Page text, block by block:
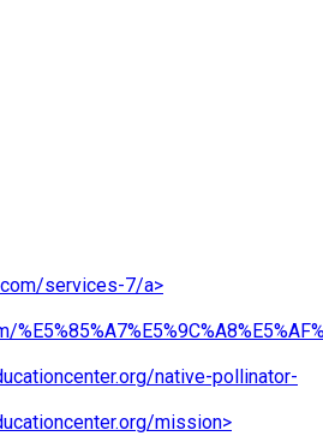
services-7/a>
native-pollinator-
mission>